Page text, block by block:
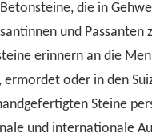
die in
und
erinnern an die
oder in den
Steine
und internationale